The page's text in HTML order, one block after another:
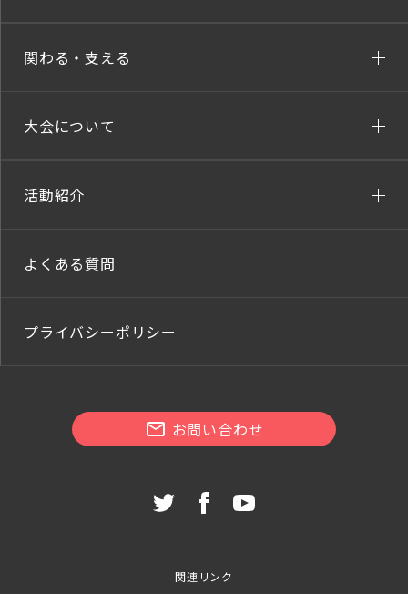
関わる・支える
大会について
活動紹介
よくある質問
プライバシーポリシー
お問い合わせ
関連リンク